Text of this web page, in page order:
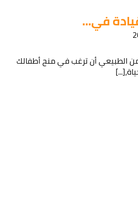
في...
الطبيعي أن ترغب في منح أطفالك